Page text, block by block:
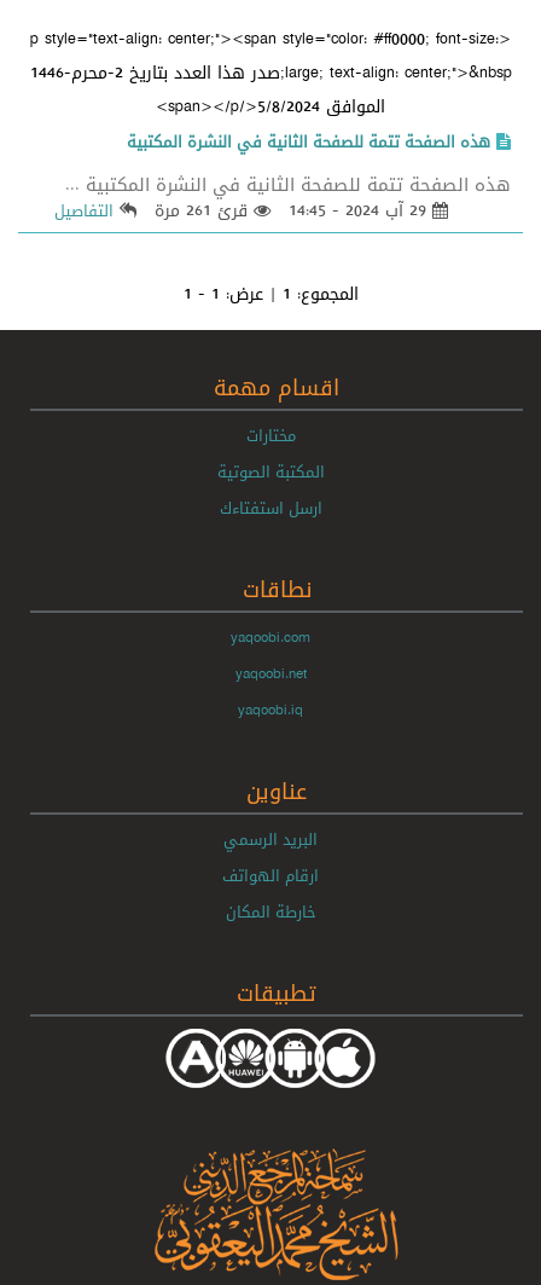
<p style="text-align: center;"><span style="color: #ff0000; font-size:
large; text-align: center;">&nbsp;صدر هذا العدد بتاريخ 2-محرم-1446
الموافق 5/8/2024</span></p>
هذه الصفحة تتمة للصفحة الثانية في النشرة المكتبية
هذه الصفحة تتمة للصفحة الثانية في النشرة المكتبية ...
قرئ 261 مرة التفاصيل
المجموع: 1 | عرض: 1 - 1
اقسام مهمة
مختارات
المكتبة الصوتية
ارسل استفتاءك
نطاقات
yaqoobi.com
yaqoobi.net
yaqoobi.iq
عناوين
البريد الرسمي
ارقام الهواتف
خارطة المكان
تطبيقات